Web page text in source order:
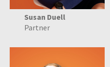
Susan Duell
Partner